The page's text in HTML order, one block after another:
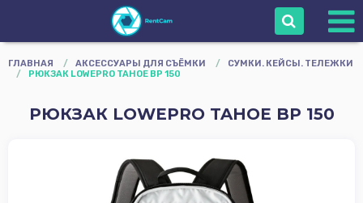
Войти
ГЛАВНАЯ / АКСЕССУАРЫ ДЛЯ СЪЁМКИ /
СУМКИ. КЕЙСЫ. ТЕЛЕЖКИ
/
РЮКЗАК LOWEPRO TAHOE BP 150
РЮКЗАК LOWEPRO TAHOE BP 150